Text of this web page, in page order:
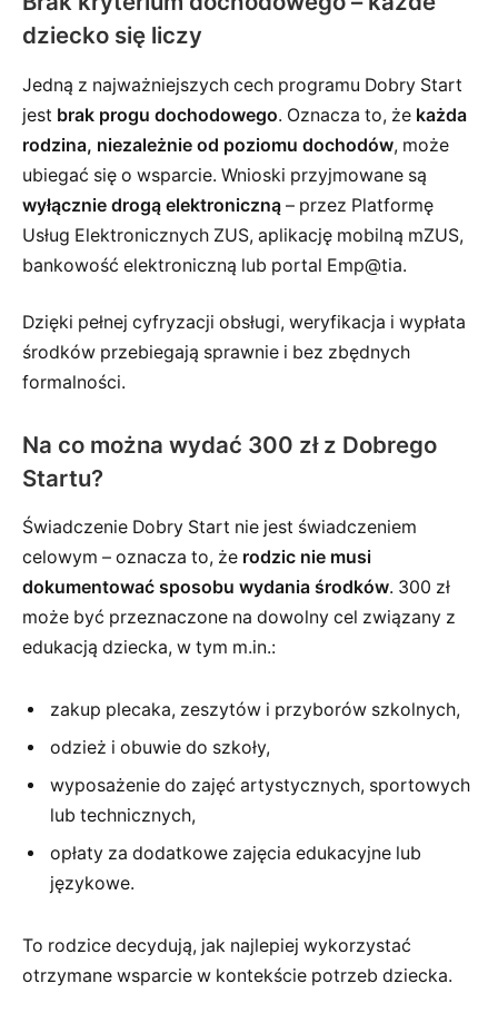
dziecko się liczy
Jedną z najważniejszych cech programu Dobry Start
jest brak progu dochodowego. Oznacza to, że każda
rodzina, niezależnie od poziomu dochodów, może
ubiegać się o wsparcie. Wnioski przyjmowane są
wyłącznie drogą elektroniczną – przez Platformę
Usług Elektronicznych ZUS, aplikację mobilną mZUS,
bankowość elektroniczną lub portal Emp@tia.
Dzięki pełnej cyfryzacji obsługi, weryfikacja i wypłata
środków przebiegają sprawnie i bez zbędnych
formalności.
Na co można wydać 300 zł z Dobrego
Startu?
Świadczenie Dobry Start nie jest świadczeniem
celowym – oznacza to, że rodzic nie musi
dokumentować sposobu wydania środków. 300 zł
może być przeznaczone na dowolny cel związany z
edukacją dziecka, w tym m.in.:
zakup plecaka, zeszytów i przyborów szkolnych,
odzież i obuwie do szkoły,
wyposażenie do zajęć artystycznych, sportowych
lub technicznych,
opłaty za dodatkowe zajęcia edukacyjne lub
językowe.
To rodzice decydują, jak najlepiej wykorzystać
otrzymane wsparcie w kontekście potrzeb dziecka.